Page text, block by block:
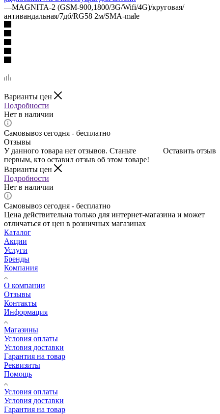
—MAGNITA-2 (GSM-900,1800/3G/Wifi/4G)/круговая/
антивандальная/7дб/RG58 2м/SMA-male
Варианты цен
Подробности
Нет в наличии
Самовывоз сегодня - бесплатно
Отзывы
Оставить отзыв
У данного товара нет отзывов. Станьте
первым, кто оставил отзыв об этом товаре!
Варианты цен
Подробности
Нет в наличии
Самовывоз сегодня - бесплатно
Цена действительна только для интернет-магазина и может
отличаться от цен в розничных магазинах
Каталог
Акции
Услуги
Бренды
Компания
О компании
Отзывы
Контакты
Информация
Магазины
Условия оплаты
Условия доставки
Гарантия на товар
Реквизиты
Помощь
Условия оплаты
Условия доставки
Гарантия на товар